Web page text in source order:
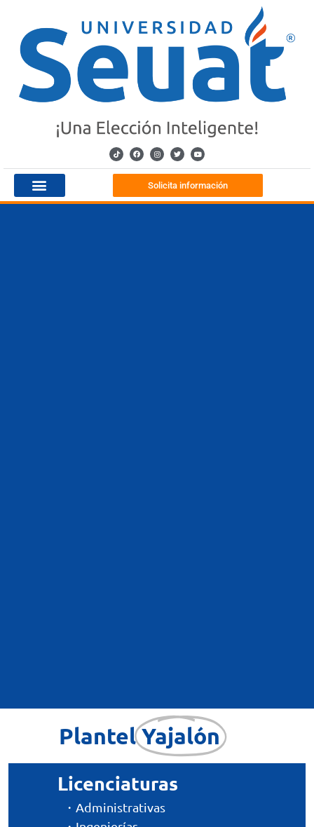
Solicita información
Plantel Yajalón
Licenciaturas
・Administrativas
Aprovecha nuestras promociones y
→ Administrativas
→ Ingenierías